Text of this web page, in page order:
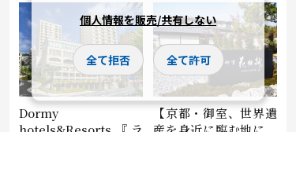
Dormy
hotels&Resorts『ラ
【京都・御室、世界遺
産を身近に臨む地に、
個人情報を販売/共有しない
全て拒否 全て許可